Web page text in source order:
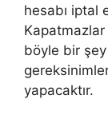
hesabı iptal
böyle bir şey
yapacaktır.